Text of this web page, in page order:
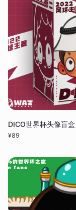
DICO世界杯头像盲盒
¥89